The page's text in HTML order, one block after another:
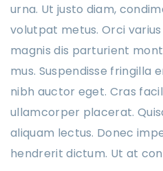
urna. Ut justo diam,
volutpat metus. Orci
magnis dis parturient
mus. Suspendisse fringilla
nibh auctor eget. Cras
ullamcorper placerat.
aliquam lectus. Donec
hendrerit dictum. Ut at